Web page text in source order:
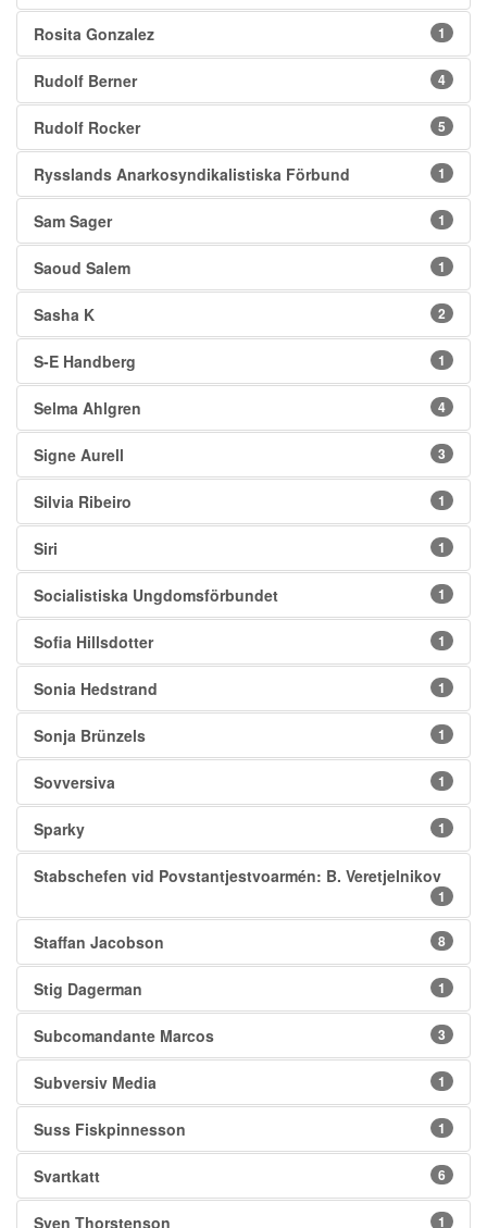
Rosita Gonzalez 1
Rudolf Berner 4
Rudolf Rocker 5
Rysslands Anarkosyndikalistiska Förbund 1
Sam Sager 1
Saoud Salem 1
Sasha K 2
S-E Handberg 1
Selma Ahlgren 4
Signe Aurell 3
Silvia Ribeiro 1
Siri 1
Socialistiska Ungdomsförbundet 1
Sofia Hillsdotter 1
Sonia Hedstrand 1
Sonja Brünzels 1
Sovversiva 1
Sparky 1
Stabschefen vid Povstantjestvoarmén: B. Veretjelnikov
1
Staffan Jacobson 8
Stig Dagerman 1
Subcomandante Marcos 3
Subversiv Media 1
Suss Fiskpinnesson 1
Svartkatt 6
Sven Thorstenson 1